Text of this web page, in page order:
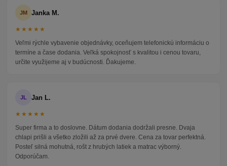
JM Janka M.
★★★★★
Veľmi rýchle vybavenie objednávky, oceňujem telefonickú informáciu o
termíne a čase dodania. Veľká spokojnosť s kvalitou i cenou tovaru,
určite využijeme aj v budúcnosti. Ďakujeme.
JL Jan L.
★★★★★
Super firma a to doslovne. Dátum dodania dodržali presne. Dvaja
chlapi prišli a všetko zložili až za prvé dvere. Cena za tovar perfektná.
Posteľ silná mohutná, rošt z hrubých latiek a matrac výborný.
Odporúčam.